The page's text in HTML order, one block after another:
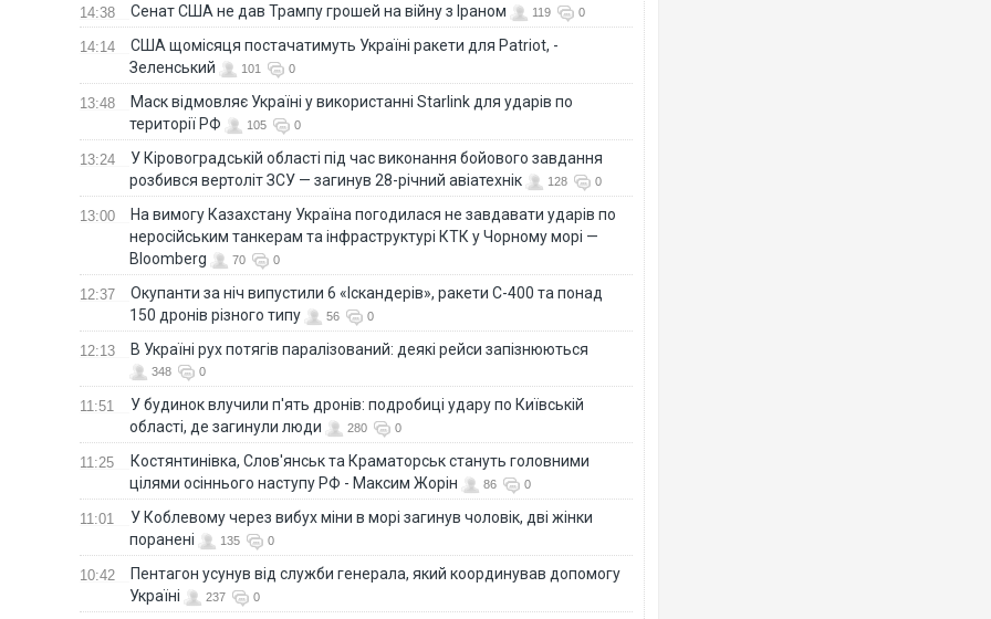
14:38 Сенат США не дав Трампу грошей на війну з Іраном 119 0
14:14
США щомісяця постачатимуть Україні ракети для Patriot, -
Зеленський
101 0
13:48
Маск відмовляє Україні у використанні Starlink для ударів по
території РФ
105 0
13:24
У Кіровоградській області під час виконання бойового завдання
розбився вертоліт ЗСУ — загинув 28-річний авіатехнік
128 0
13:00
На вимогу Казахстану Україна погодилася не завдавати ударів по
неросійським танкерам та інфраструктурі КТК у Чорному морі —
Bloomberg
70 0
12:37
Окупанти за ніч випустили 6 «Іскандерів», ракети С-400 та понад
150 дронів різного типу
56 0
12:13 В Україні рух потягів паралізований: деякі рейси запізнюються
348 0
11:51
У будинок влучили п'ять дронів: подробиці удару по Київській
області, де загинули люди
280 0
11:25
Костянтинівка, Слов'янськ та Краматорськ стануть головними
цілями осіннього наступу РФ - Максим Жорін
86 0
11:01
У Коблевому через вибух міни в морі загинув чоловік, дві жінки
поранені
135 0
10:42
Пентагон усунув від служби генерала, який координував допомогу
Україні
237 0